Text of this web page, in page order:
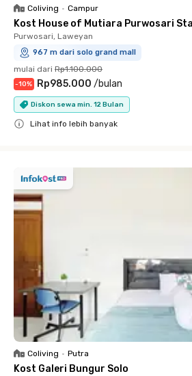
Coliving • Campur
Kost House of Mutiara Purwosari
Purwosari, Laweyan
967 m dari solo grand mall
mulai dari Rp1.100.000
-10% Rp985.000 /bulan
Diskon sewa min. 12 Bulan
Lihat info lebih banyak
Coliving • Putra
Kost Galeri Bungur Solo